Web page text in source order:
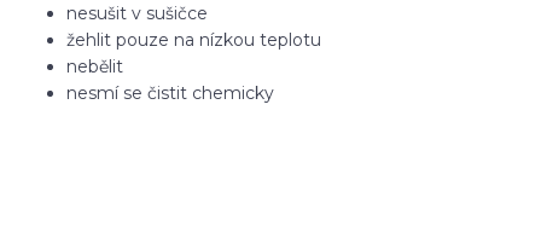
nesušit v sušičce
žehlit pouze na nízkou teplotu
nebělit
nesmí se čistit chemicky